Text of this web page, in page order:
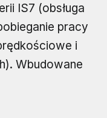
IS7 (obsługa
pracy
i
Wbudowane